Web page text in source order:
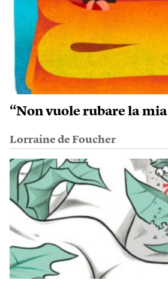
“Non vuole rubare la
Lorraine de Foucher